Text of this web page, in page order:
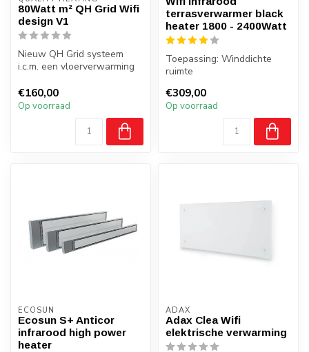
80Watt m² QH Grid Wifi
design V1
Nieuw QH Grid systeem
i.c.m. een vloerverwarming
eenvoudig...
€160,00
Op voorraad
terrasverwarmer black
heater 1800 - 2400Watt
Toepassing: Winddichte
ruimte
100Watt p/m2 gemeten bij ...
€309,00
Op voorraad
ECOSUN
Ecosun S+ Anticor
infrarood high power
heater
ADAX
Adax Clea Wifi
elektrische verwarming